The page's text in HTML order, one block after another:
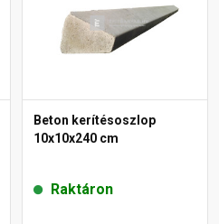
Beton kerítésoszlop
10x10x240 cm
Raktáron